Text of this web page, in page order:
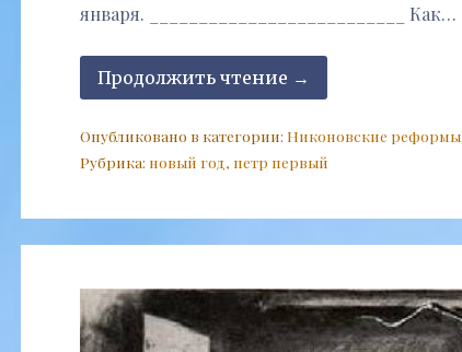
января. __________________________ Как…
Продолжить чтение →
Опубликовано в категории: Никоновские реформы
Рубрика: новый год, петр первый